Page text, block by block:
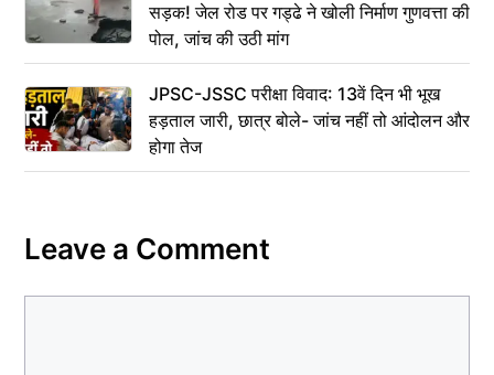
सड़क! जेल रोड पर गड्ढे ने खोली निर्माण गुणवत्ता की
पोल, जांच की उठी मांग
JPSC-JSSC परीक्षा विवाद: 13वें दिन भी भूख
हड़ताल जारी, छात्र बोले- जांच नहीं तो आंदोलन और
होगा तेज
Leave a Comment